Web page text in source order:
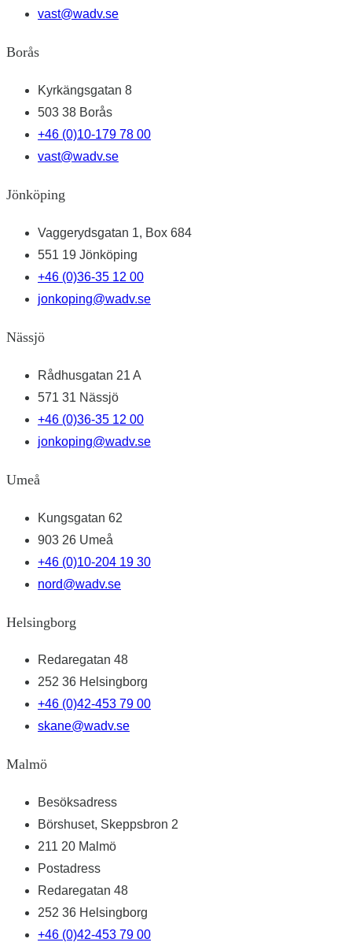
vast@wadv.se
Borås
Kyrkängsgatan 8
503 38 Borås
+46 (0)10-179 78 00
vast@wadv.se
Jönköping
Vaggerydsgatan 1, Box 684
551 19 Jönköping
+46 (0)36-35 12 00
jonkoping@wadv.se
Nässjö
Rådhusgatan 21 A
571 31 Nässjö
+46 (0)36-35 12 00
jonkoping@wadv.se
Umeå
Kungsgatan 62
903 26 Umeå
+46 (0)10-204 19 30
nord@wadv.se
Helsingborg
Redaregatan 48
252 36 Helsingborg
+46 (0)42-453 79 00
skane@wadv.se
Malmö
Besöksadress
Börshuset, Skeppsbron 2
211 20 Malmö
Postadress
Redaregatan 48
252 36 Helsingborg
+46 (0)42-453 79 00